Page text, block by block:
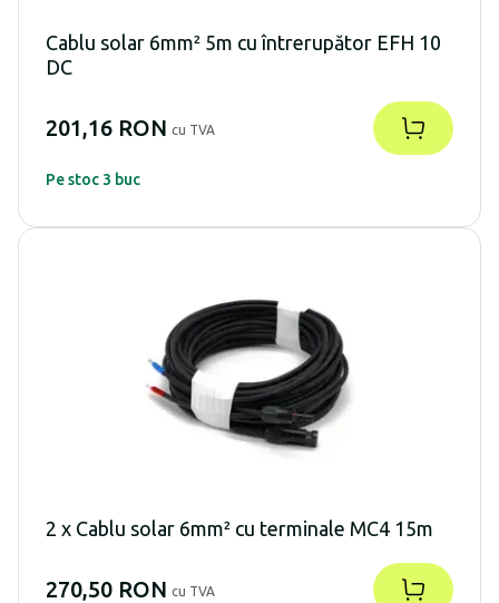
Cablu solar 6mm² 5m cu întrerupător EFH 10
DC
201,16 RON cu TVA
Pe stoc 3 buc
2 x Cablu solar 6mm² cu terminale MC4 15m
270,50 RON cu TVA